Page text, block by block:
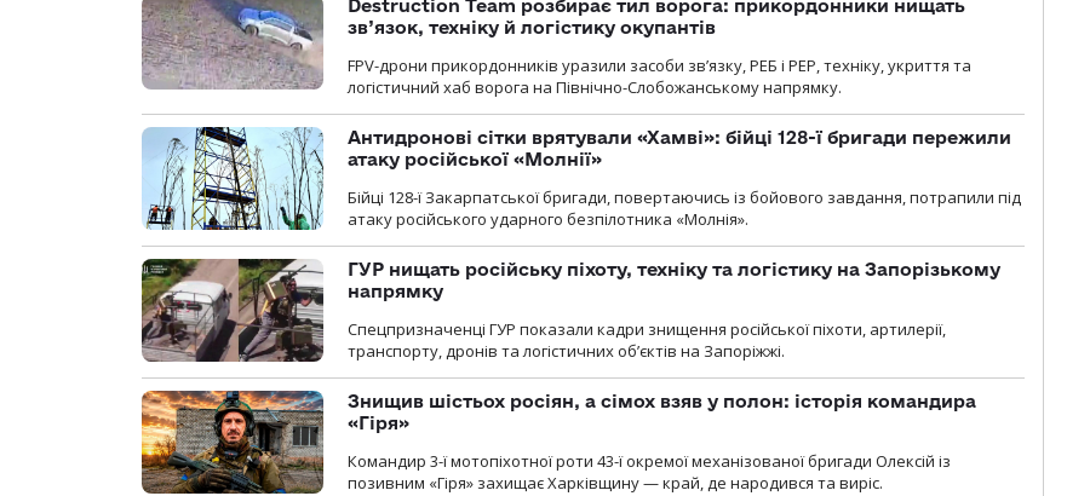
Destruction Team розбирає тил ворога: прикордонники нищать
зв’язок, техніку й логістику окупантів
FPV-дрони прикордонників уразили засоби зв’язку, РЕБ і РЕР, техніку, укриття та
логістичний хаб ворога на Північно-Слобожанському напрямку.
Антидронові сітки врятували «Хамві»: бійці 128-ї бригади пережили
атаку російської «Молнії»
Бійці 128-ї Закарпатської бригади, повертаючись із бойового завдання, потрапили під
атаку російського ударного безпілотника «Молнія».
ГУР нищать російську піхоту, техніку та логістику на Запорізькому
напрямку
Спецпризначенці ГУР показали кадри знищення російської піхоти, артилерії,
транспорту, дронів та логістичних об’єктів на Запоріжжі.
Знищив шістьох росіян, а сімох взяв у полон: історія командира
«Гіря»
Командир 3-ї мотопіхотної роти 43-ї окремої механізованої бригади Олексій із
позивним «Гіря» захищає Харківщину — край, де народився та виріс.